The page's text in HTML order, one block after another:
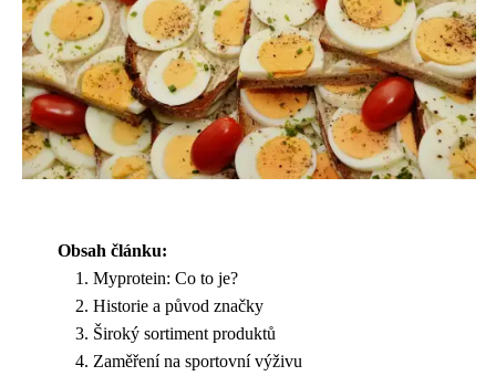
Obsah článku:
Myprotein: Co to je?
Historie a původ značky
Široký sortiment produktů
Zaměření na sportovní výživu